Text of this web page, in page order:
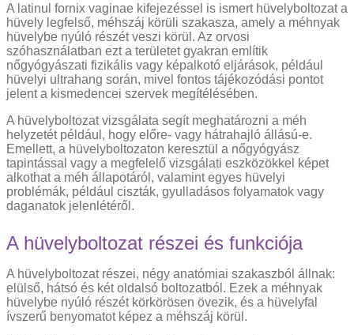
A latinul fornix vaginae kifejezéssel is ismert hüvelyboltozat a
hüvely legfelső, méhszáj körüli szakasza, amely a méhnyak
hüvelybe nyúló részét veszi körül. Az orvosi
szóhasználatban ezt a területet gyakran említik
nőgyógyászati fizikális vagy képalkotó eljárások, például
hüvelyi ultrahang során, mivel fontos tájékozódási pontot
jelent a kismedencei szervek megítélésében.
A hüvelyboltozat vizsgálata segít meghatározni a méh
helyzetét például, hogy előre- vagy hátrahajló állású-e.
Emellett, a hüvelyboltozaton keresztül a nőgyógyász
tapintással vagy a megfelelő vizsgálati eszközökkel képet
alkothat a méh állapotáról, valamint egyes hüvelyi
problémák, például ciszták, gyulladásos folyamatok vagy
daganatok jelenlétéről.
A hüvelyboltozat részei és funkciója
A hüvelyboltozat részei, négy anatómiai szakaszból állnak:
elülső, hátsó és két oldalsó boltozatból. Ezek a méhnyak
hüvelybe nyúló részét körkörösen övezik, és a hüvelyfal
ívszerű benyomatot képez a méhszáj körül.